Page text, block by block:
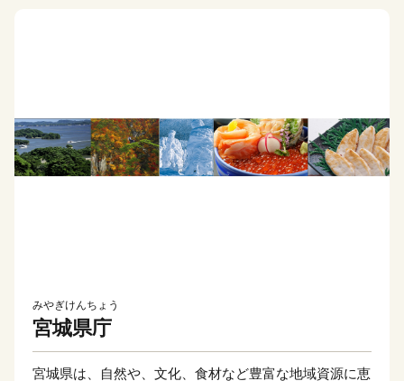
みやぎけんちょう
宮城県庁
宮城県は、自然や、文化、食材など豊富な地域資源に恵